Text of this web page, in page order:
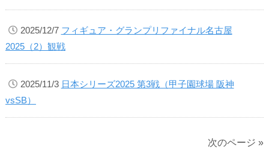
2025/12/7 フィギュア・グランプリファイナル名古屋
2025（2）観戦
2025/11/3 日本シリーズ2025 第3戦（甲子園球場 阪神
vsSB）
次のページ »